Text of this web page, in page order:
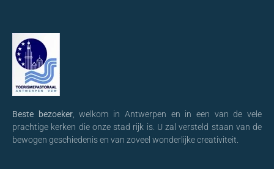
Beste bezoeker, welkom in Antwerpen en in een van de vele
prachtige kerken die onze stad rijk is. U zal versteld staan van de
bewogen geschiedenis en van zoveel wonderlijke creativiteit.